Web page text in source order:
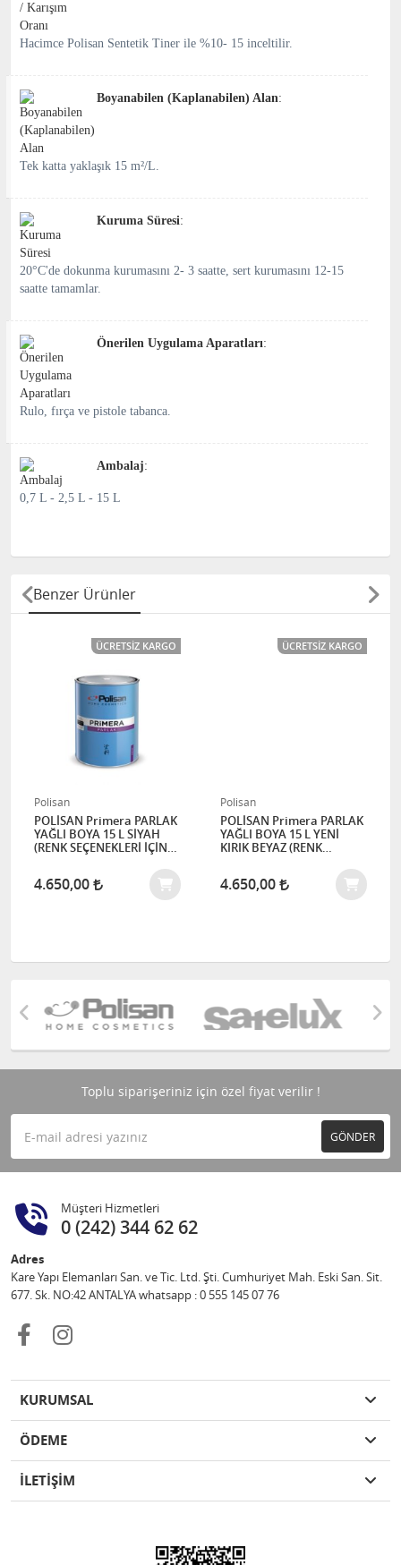
Hacimce Polisan Sentetik Tiner ile %10- 15 inceltilir.
Boyanabilen (Kaplanabilen) Alan:
Tek katta yaklaşık 15 m²/L.
Kuruma Süresi:
20°C'de dokunma kurumasını 2- 3 saatte, sert kurumasını 12-15
saatte tamamlar.
Önerilen Uygulama Aparatları:
Rulo, fırça ve pistole tabanca.
Ambalaj:
0,7 L - 2,5 L - 15 L
Benzer Ürünler
ÜCRETSIZ KARGO
Polisan
POLİSAN Primera PARLAK
YAĞLI BOYA 15 L SİYAH
(RENK SEÇENEKLERİ İÇİN
4.650,00
ÜCRETSIZ KARGO
Polisan
POLİSAN Primera PARLAK
YAĞLI BOYA 15 L YENİ
KIRIK BEYAZ (RENK
4.650,00
Toplu siparişeriniz için özel fiyat verilir !
GÖNDER
Müşteri Hizmetleri
0 (242) 344 62 62
Adres
Kare Yapı Elemanları San. ve Tic. Ltd. Şti. Cumhuriyet Mah. Eski San. Sit.
677. Sk. NO:42 ANTALYA whatsapp : 0 555 145 07 76
KURUMSAL
ÖDEME
İLETİŞİM